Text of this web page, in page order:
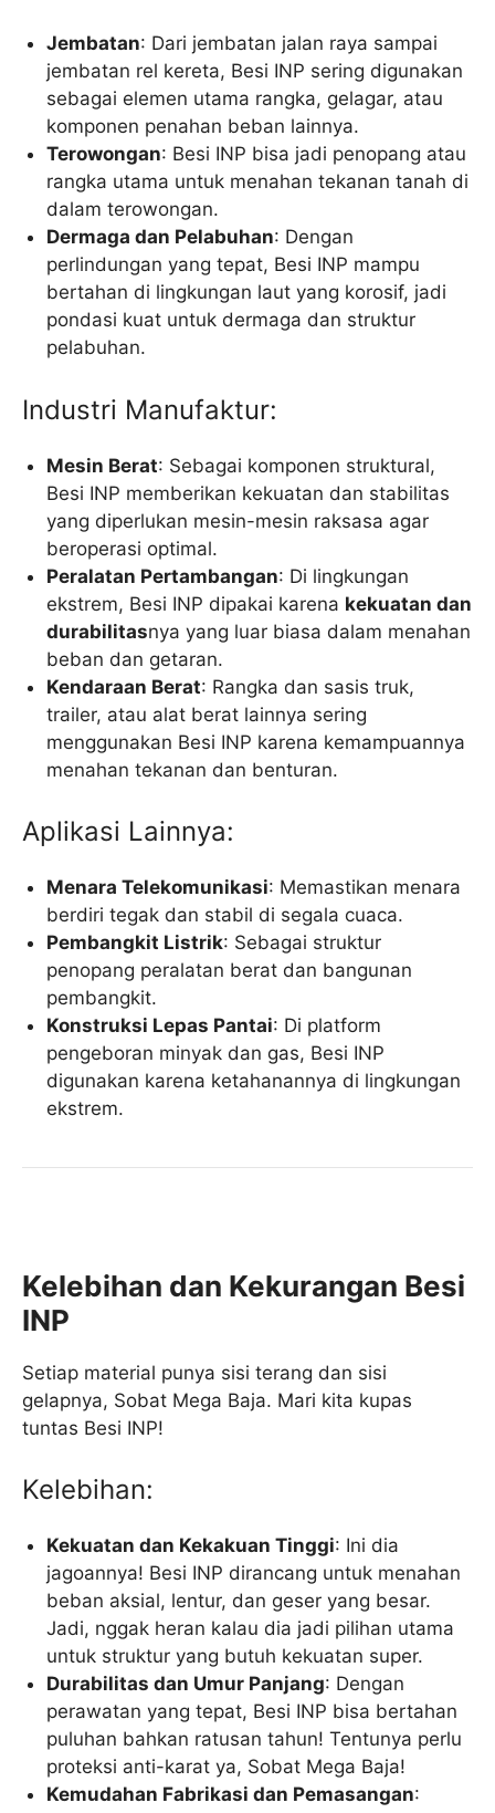
Jembatan: Dari jembatan jalan raya sampai
jembatan rel kereta, Besi INP sering digunakan
sebagai elemen utama rangka, gelagar, atau
komponen penahan beban lainnya.
Terowongan: Besi INP bisa jadi penopang atau
rangka utama untuk menahan tekanan tanah di
dalam terowongan.
Dermaga dan Pelabuhan: Dengan
perlindungan yang tepat, Besi INP mampu
bertahan di lingkungan laut yang korosif, jadi
pondasi kuat untuk dermaga dan struktur
pelabuhan.
Industri Manufaktur:
Mesin Berat: Sebagai komponen struktural,
Besi INP memberikan kekuatan dan stabilitas
yang diperlukan mesin-mesin raksasa agar
beroperasi optimal.
Peralatan Pertambangan: Di lingkungan
ekstrem, Besi INP dipakai karena kekuatan dan
durabilitasnya yang luar biasa dalam menahan
beban dan getaran.
Kendaraan Berat: Rangka dan sasis truk,
trailer, atau alat berat lainnya sering
menggunakan Besi INP karena kemampuannya
menahan tekanan dan benturan.
Aplikasi Lainnya:
Menara Telekomunikasi: Memastikan menara
berdiri tegak dan stabil di segala cuaca.
Pembangkit Listrik: Sebagai struktur
penopang peralatan berat dan bangunan
pembangkit.
Konstruksi Lepas Pantai: Di platform
pengeboran minyak dan gas, Besi INP
digunakan karena ketahanannya di lingkungan
ekstrem.
Kelebihan dan Kekurangan Besi
INP
Setiap material punya sisi terang dan sisi
gelapnya, Sobat Mega Baja. Mari kita kupas
tuntas Besi INP!
Kelebihan:
Kekuatan dan Kekakuan Tinggi: Ini dia
jagoannya! Besi INP dirancang untuk menahan
beban aksial, lentur, dan geser yang besar.
Jadi, nggak heran kalau dia jadi pilihan utama
untuk struktur yang butuh kekuatan super.
Durabilitas dan Umur Panjang: Dengan
perawatan yang tepat, Besi INP bisa bertahan
puluhan bahkan ratusan tahun! Tentunya perlu
proteksi anti-karat ya, Sobat Mega Baja!
Kemudahan Fabrikasi dan Pemasangan: